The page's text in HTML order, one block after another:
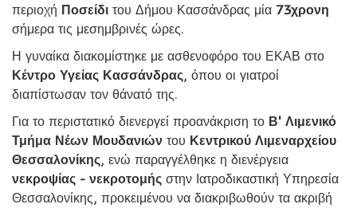
περιοχή Ποσείδι του Δήμου Κασσάνδρας μία 73χρονη
σήμερα τις μεσημβρινές ώρες.
Η γυναίκα διακομίστηκε με ασθενοφόρο του ΕΚΑΒ στο
Κέντρο Υγείας Κασσάνδρας, όπου οι γιατροί
διαπίστωσαν τον θάνατό της.
Για το περιστατικό διενεργεί προανάκριση το Β' Λιμενικό
Τμήμα Νέων Μουδανιών του Κεντρικού Λιμεναρχείου
Θεσσαλονίκης, ενώ παραγγέλθηκε η διενέργεια
νεκροψίας - νεκροτομής στην Ιατροδικαστική Υπηρεσία
Θεσσαλονίκης, προκειμένου να διακριβωθούν τα ακριβή